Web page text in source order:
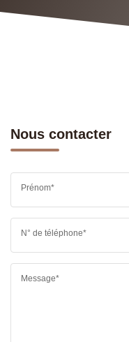
Nous contacter
Prénom*
N° de téléphone*
Message*